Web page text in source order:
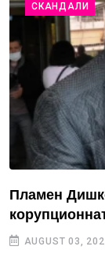
СКАНДАЛИ
Пламен
AUGUST 03,